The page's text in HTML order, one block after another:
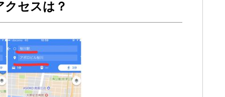
セスは？